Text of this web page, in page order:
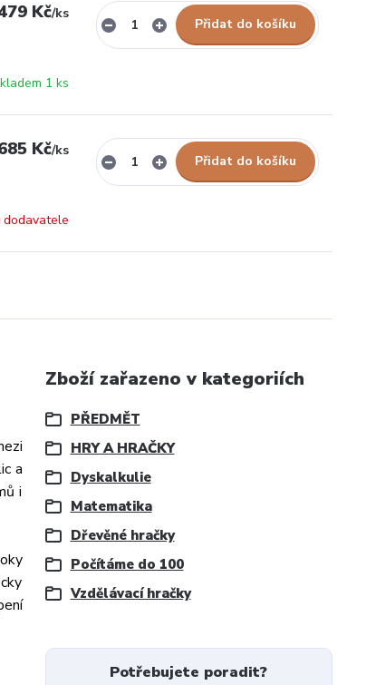
Kč/ks
1 ks
Přidat do košíku
Kč/ks
dodavatele
Přidat do košíku
a
i
Zboží zařazeno v kategoriích
PŘEDMĚT
HRY A HRAČKY
Dyskalkulie
Matematika
Dřevěné hračky
Počítáme do 100
Vzdělávací hračky
Potřebujete poradit?